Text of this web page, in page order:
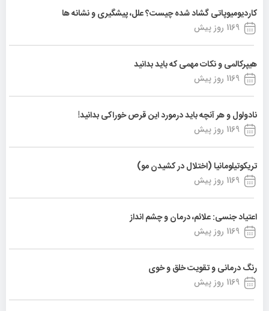
کاردیومیوپاتی گشاد شده چیست؟ علل، پیشگیری و نشانه ها
1169 روز پیش
هیپرکالمی و نکات مهمی که باید بدانید
1169 روز پیش
نادولول و هر آنچه باید درمورد این قرص خوراکی بدانید!
1169 روز پیش
تریکوتیلومانیا (اختلال در کشیدن مو)
1169 روز پیش
اعتیاد جنسی: علائم، درمان و چشم انداز
1169 روز پیش
رنگ درمانی و تقویت خلق و خوی
1169 روز پیش